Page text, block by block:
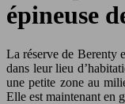
épineuse
La réserve de Berenty
dans leur lieu
une petite zone au
Elle est maintenant en